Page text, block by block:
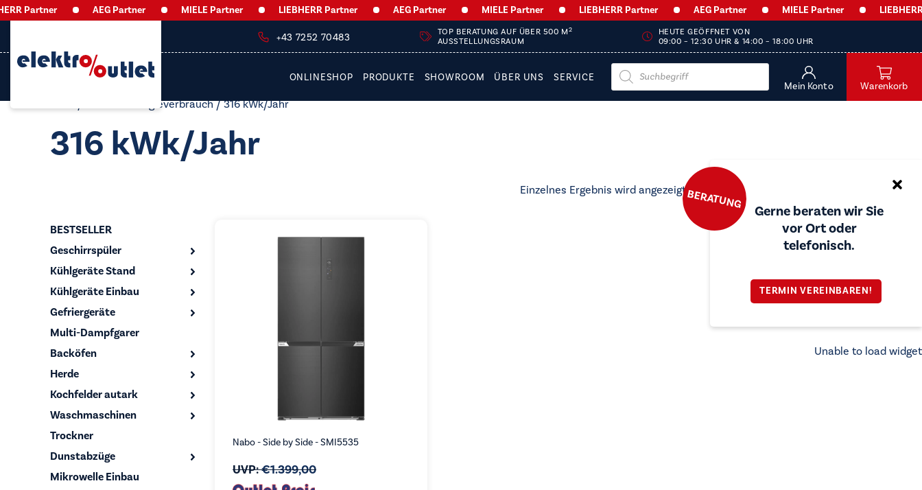
Partner AEG Partner MIELE Partner LIEBHERR Partner AEG Partner MIELE Partner LIEBHERR Partner AEG Partner MIELE Partner LIEBHERR
+43 7252 70483 TOP BERATUNG AUF ÜBER 500 M2
AUSSTELLUNGSRAUM
HEUTE GEÖFFNET VON
09:00 – 12:30 UHR & 14:00 – 18:00 UHR
ONLINESHOP PRODUKTE SHOWROOM ÜBER UNS SERVICE
Products
search
Mein Konto Warenkorb
BERATUNG
Gerne beraten wir Sie
vor Ort oder
telefonisch.
TERMIN VEREINBAREN!
/ Produkt Energieverbrauch / 316 kWk/Jahr
316 kWk/Jahr
Einzelnes Ergebnis wird angezeigt
BESTSELLER
Geschirrspüler
Kühlgeräte Stand
Kühlgeräte Einbau
Gefriergeräte
Multi-Dampfgarer
Backöfen
Herde
Kochfelder autark
Waschmaschinen
Trockner
Dunstabzüge
Mikrowelle Einbau
Nabo - Side by Side - SMI5535
UVP:€1.399,00
Unable to load widget